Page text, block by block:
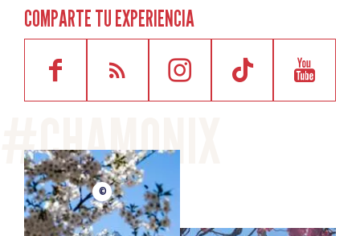
COMPARTE TU EXPERIENCIA
©